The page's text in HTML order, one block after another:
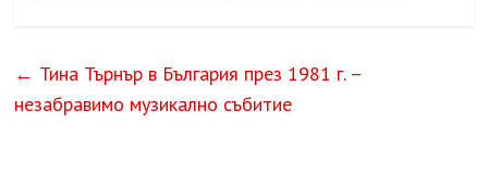
← Тина Търнър в България през 1981 г. –
незабравимо музикално събитие